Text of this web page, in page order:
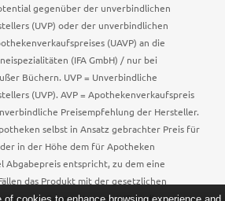
gegenüber der unverbindlichen
(UVP) oder der unverbindlichen
(UAVP) an die
(IFA GmbH) / nur bei
Büchern. UVP = Unverbindliche
(UVP). AVP = Apothekenverkaufspreis
Preisempfehlung der Hersteller.
selbst in Ansatz gebrachter Preis für
in der Höhe dem für Apotheken
entspricht, zu dem eine
das Produkt mit der gesetzlichen
Im Gegensatz zum AVP ist die